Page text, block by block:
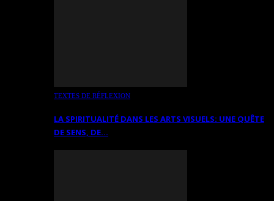
TEXTES DE RÉFLEXION
LA SPIRITUALITÉ DANS LES ARTS VISUELS: UNE QUÊTE
DE SENS, DE…